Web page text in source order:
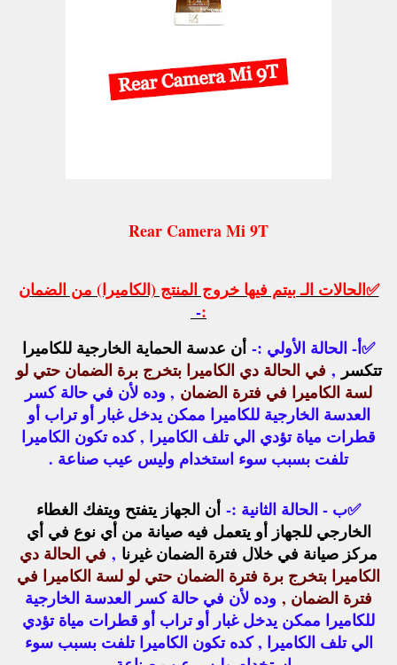
Rear Camera Mi 9T
✅الحالات الـ بيتم فيها خروج المنتج (الكاميرا) من الضمان
:
-
✅أ- الحالة الأولي :- أن عدسة الحماية الخارجية للكاميرا
تتكسر , في الحالة دي الكاميرا بتخرج برة الضمان حتي لو
لسة الكاميرا في فترة الضمان , وده لأن في حالة كسر
العدسة الخارجية للكاميرا ممكن يدخل غبار أو تراب أو
قطرات مياة تؤدي الي تلف الكاميرا , كده تكون الكاميرا
تلفت بسبب سوء استخدام وليس عيب صناعة .
✅ب - الحالة الثانية :- أن الجهاز يتفتح ويتفك الغطاء
الخارجي للجهاز أو يتعمل فيه صيانة من أي نوع في أي
مركز صيانة في خلال فترة الضمان غيرنا , في الحالة دي
الكاميرا بتخرج برة فترة الضمان حتي لو لسة الكاميرا في
فترة الضمان , وده لأن في حالة كسر العدسة الخارجية
للكاميرا ممكن يدخل غبار أو تراب أو قطرات مياة تؤدي
الي تلف الكاميرا , كده تكون الكاميرا تلفت بسبب سوء